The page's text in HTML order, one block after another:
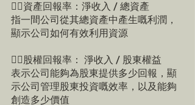
👉🏻資產回報率：淨收入 / 總資產
指一間公司從其總資產中產生嘅利潤，
顯示公司如何有效利用資源
👉🏻股權回報率： 淨收入 / 股東權益
表示公司能夠為股東提供多少回報，顯
示公司管理股東投資嘅效率，以及能夠
創造多少價值